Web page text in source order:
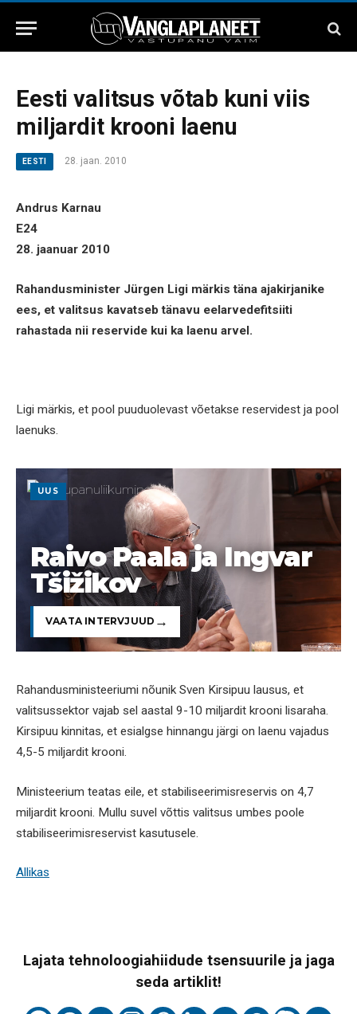
Eesti valitsus võtab kuni viis
miljardit krooni laenu
EESTI 28. jaan. 2010
Andrus Karnau
E24
28. jaanuar 2010
Rahandusminister Jürgen Ligi märkis täna ajakirjanike
ees, et valitsus kavatseb tänavu eelarvedefitsiiti
rahastada nii reservide kui ka laenu arvel.
Ligi märkis, et pool puuduolevast võetakse reservidest ja pool
laenuks.
UUS
Raivo Paala ja Ingvar
Tšižikov
VAATA INTERVJUUD
Rahandusministeeriumi nõunik Sven Kirsipuu lausus, et
valitsussektor vajab sel aastal 9-10 miljardit krooni lisaraha.
Kirsipuu kinnitas, et esialgse hinnangu järgi on laenu vajadus
4,5-5 miljardit krooni.
Ministeerium teatas eile, et stabiliseerimisreservis on 4,7
miljardit krooni. Mullu suvel võttis valitsus umbes poole
stabiliseerimisreservist kasutusele.
Allikas
Lajata tehnoloogiahiidude tsensuurile ja jaga
seda artiklit!